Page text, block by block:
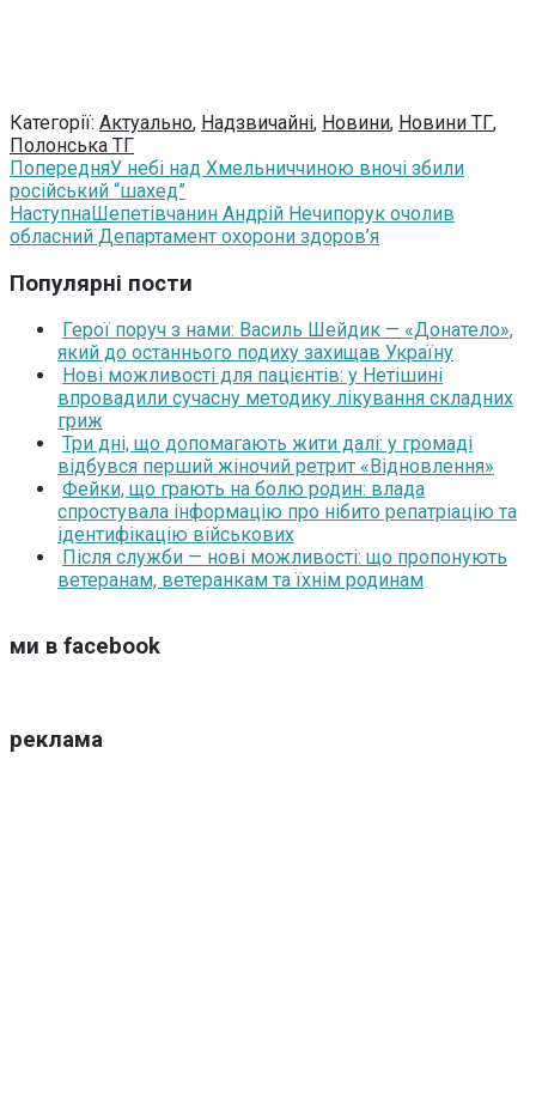
Категорії: Актуально, Надзвичайні, Новини, Новини ТГ,
Полонська ТГ
ПопередняУ небі над Хмельниччиною вночі збили
російський “шахед”
НаступнаШепетівчанин Андрій Нечипорук очолив
обласний Департамент охорони здоров’я
Популярні пости
Герої поруч з нами: Василь Шейдик — «Донатело»,
який до останнього подиху захищав Україну
Нові можливості для пацієнтів: у Нетішині
впровадили сучасну методику лікування складних
гриж
Три дні, що допомагають жити далі: у громаді
відбувся перший жіночий ретрит «Відновлення»
Фейки, що грають на болю родин: влада
спростувала інформацію про нібито репатріацію та
ідентифікацію військових
Після служби — нові можливості: що пропонують
ветеранам, ветеранкам та їхнім родинам
ми в facebook
реклама